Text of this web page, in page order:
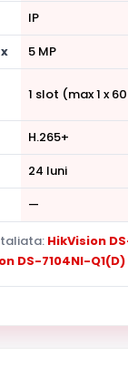
IP
5 MP
1 slot (max 1 x
H.265+
24 luni
—
HikVision
DS-7104NI-